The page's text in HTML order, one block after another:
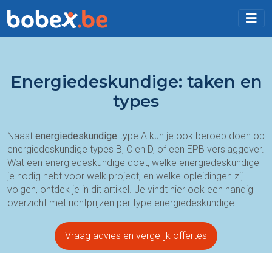
Energiedeskundige: taken en
types
Naast energiedeskundige type A kun je ook beroep doen op
energiedeskundige types B, C en D, of een EPB verslaggever.
Wat een energiedeskundige doet, welke energiedeskundige
je nodig hebt voor welk project, en welke opleidingen zij
volgen, ontdek je in dit artikel. Je vindt hier ook een handig
overzicht met richtprijzen per type energiedeskundige.
Vraag advies en vergelijk offertes